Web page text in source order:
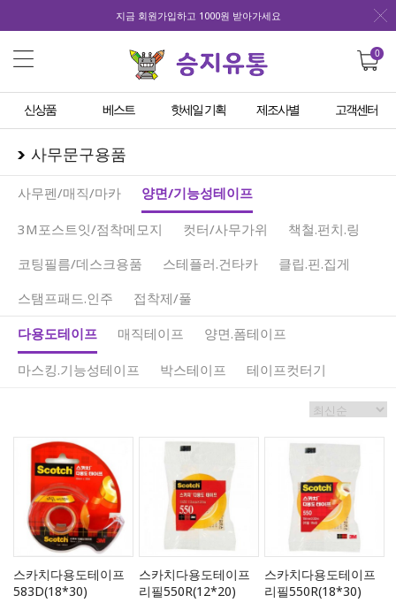
지금 회원가입하고 1000원 받아가세요
0
신상품 베스트 핫세일 기획 제조사별 고객센터
사무문구용품
사무펜/매직/마카 양면/기능성테이프
3M포스트잇/점착메모지 컷터/사무가위
책철.펀치.링
코팅필름/데스크용품
스테플러.건타카
클립.핀.집게
스탬프패드.인주
접착제/풀
다용도테이프
매직테이프 양면.폼테이프
마스킹.기능성테이프 박스테이프 테이프컷터기
스카치다용도테이프
583D(18*30)
스카치다용도테이프
리필550R(12*20)
스카치다용도테이프
리필550R(18*30)